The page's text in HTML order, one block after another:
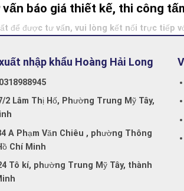
báo giá thiết kế, thi công
để được tư vấn, vui lòng kết nối trực tiếp
nhập khẩu Hoàng Hải Long
0318988945
2 Lâm Thị Hố, Phường Trung Mỹ Tây,
A Phạm Văn Chiêu , phường Thông
Chí Minh
Tô kí, phường Trung Mỹ Tây, thành